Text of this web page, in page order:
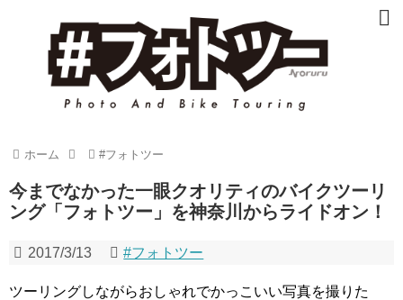
ホーム #フォトツー
今までなかった一眼クオリティのバイクツーリ
ング「フォトツー」を神奈川からライドオン！
2017/3/13 #フォトツー
ツーリングしながらおしゃれでかっこいい写真を撮りた